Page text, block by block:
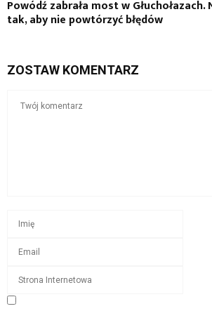
Powódź zabrała most w
tak, aby nie powtórzyć błędów
ZOSTAW KOMENTARZ